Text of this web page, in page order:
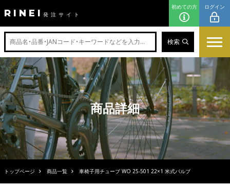
RINEI 発注サイト
初めての方 ログイン
検索
商品詳細
トップページ 商品一覧 車椅子用チューブ WO 25-501 22×1 米式バルブ